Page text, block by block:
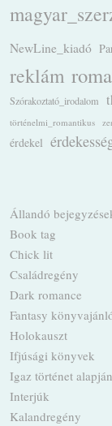
NewLine_kiadó
reklám
Szórakoztató_irodalom
történelmi_romantikus
érdekel
Állandó
Book tag
Chick lit
Családregény
Dark romance
Fantasy
Holokauszt
Ifjúsági könyvek
Igaz történet alapján
Interjúk
Kalandregény